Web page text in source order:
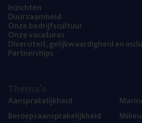
Inzich­ten
Duur­zaam­heid
Onze bedrijfs­cul­tuur
Onze vaca­tu­res
Diver­si­teit, gelijk­waar­dig­heid en
Part­ner­ships
Aan­spra­ke­lijk­heid
Beroeps­aan­spra­ke­lijk­heid
Mili­eu